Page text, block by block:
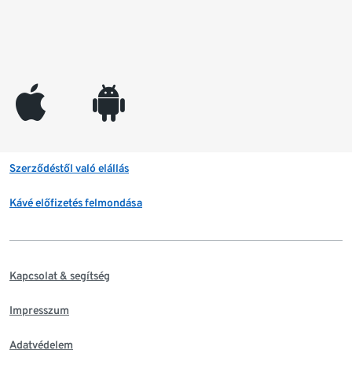
appleinc android
Szerződéstől való elállás
Kávé előfizetés felmondása
Kapcsolat & segítség
Impresszum
Adatvédelem